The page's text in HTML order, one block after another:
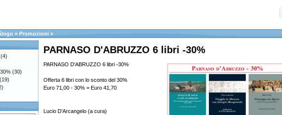
» Promozioni »
PARNASO D'ABRUZZO 6 libri -30%
PARNASO D'ABRUZZO 6 libri -30%
Offerta 6 libri con lo sconto del 30%
Euro 71,00 - 30% = Euro 41,70
Lucio D'Arcangelo (a cura)
(4)
(30)
(19)